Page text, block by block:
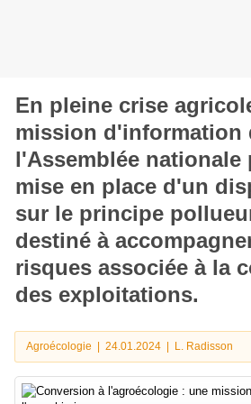
En pleine crise
mission d'information
l'Assemblée nationale
mise en place d'un
sur le principe
destiné à
risques associée à la
des exploitations.
Agroécologie | 24.01.2024 | L. Radisson